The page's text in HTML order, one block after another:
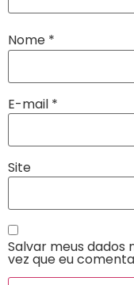
Nome *
E-mail *
Site
Salvar meus
vez que eu